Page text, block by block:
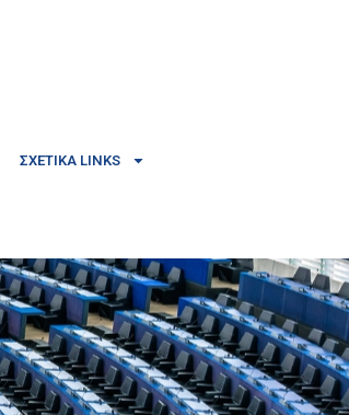
ΣΧΕΤΙΚΆ LINKS